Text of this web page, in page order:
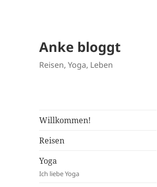
Anke bloggt
Reisen, Yoga, Leben
Willkommen!
Reisen
Yoga
Ich liebe Yoga